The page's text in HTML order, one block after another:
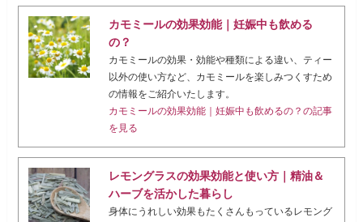
カモミールの効果効能｜妊娠中も飲める
の？
カモミールの効果・効能や種類による違い、ティー
以外の使い方など、カモミールを楽しみつくすため
の情報をご紹介いたします。
カモミールの効果効能｜妊娠中も飲めるの？の記事
を見る
レモングラスの効果効能と使い方｜精油＆
ハーブを活かした暮らし
身体にうれしい効果もたくさんもっているレモング